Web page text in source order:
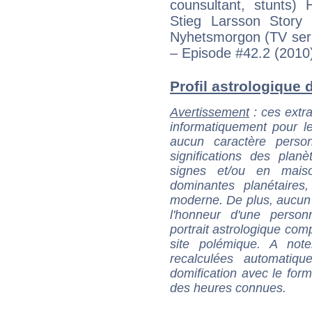
counsultant, stunts)
Stieg Larsson Story
Nyhetsmorgon (TV
– Episode #42.2
Profil astrologique
Avertissement: ces
informatiquement pour
aucun caractère
significations des
signes et/ou en
dominantes
moderne. De plus,
l'honneur d'une
portrait astrologique
site polémique. A
recalculées
domification avec le
des heures connues.